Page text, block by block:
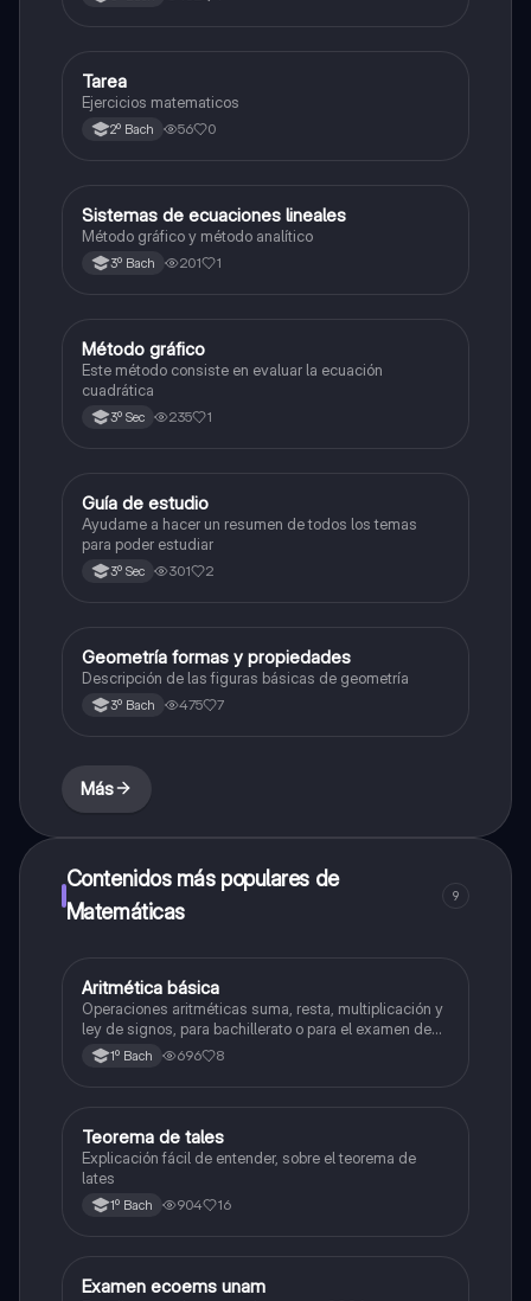
Matemáticas
Tarea
Ejercicios matematicos
2º Bach 56 0
Matemáticas
Sistemas de ecuaciones lineales
Método gráfico y método analítico
3º Bach 201 1
Matemáticas
Método gráfico
Este método consiste en evaluar la ecuación
cuadrática
3º Sec 235 1
Historia
Guía de estudio
Ayudame a hacer un resumen de todos los temas
para poder estudiar
3º Sec 301 2
Geometría y trigonometría
Geometría formas y propiedades
Descripción de las figuras básicas de geometría
3º Bach 475 7
Más
Contenidos más populares de
Matemáticas
9
Matemáticas
Aritmética básica
Operaciones aritméticas suma, resta, multiplicación y
ley de signos, para bachillerato o para el examen de
admisión a la universidad
1º Bach 696 8
Matemáticas
Teorema de tales
Explicación fácil de entender, sobre el teorema de
lates
1º Bach 904 16
Español
Examen ecoems unam